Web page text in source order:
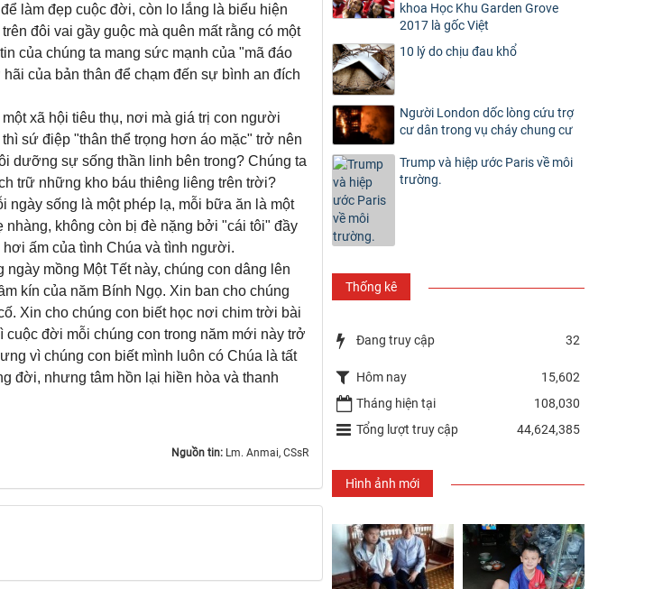
làm đẹp cuộc đời, còn lo lắng là biểu hiện
đôi vai gầy guộc mà quên mất rằng có một
của chúng ta mang sức mạnh của "mã đáo
của bản thân để chạm đến sự bình an đích
xã hội tiêu thụ, nơi mà giá trị con người
sứ điệp "thân thể trọng hơn áo mặc" trở nên
dưỡng sự sống thần linh bên trong? Chúng ta
trữ những kho báu thiêng liêng trên trời?
ngày sống là một phép lạ, mỗi bữa ăn là một
không còn bị đè nặng bởi "cái tôi" đầy
ấm của tình Chúa và tình người.
mồng Một Tết này, chúng con dâng lên
kín của năm Bính Ngọ. Xin ban cho chúng
Xin cho chúng con biết học nơi chim trời bài
đời mỗi chúng con trong năm mới này trở
vì chúng con biết mình luôn có Chúa là tất
đời, nhưng tâm hồn lại hiền hòa và thanh
Nguồn tin: Lm. Anmai, CSsR
khoa Học Khu Garden Grove
2017 là gốc Việt
10 lý do chịu đau khổ
Người London dốc lòng cứu trợ
cư dân trong vụ cháy chung cư
Trump và hiệp ước Paris về môi
trường.
Thống kê
Đang truy cập 32
Hôm nay
15,602
Tháng hiện tại
108,030
Tổng lượt truy cập
44,624,385
Hình ảnh mới